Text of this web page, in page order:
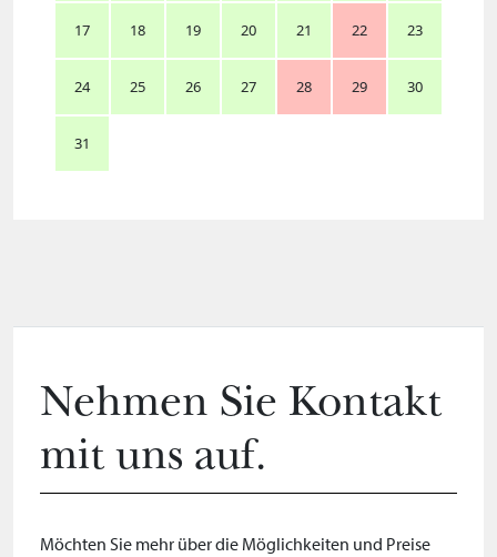
17 18 19 20 21 22 23
24 25 26 27 28 29 30
31
Nehmen Sie Kontakt
mit uns auf.
Möchten Sie mehr über die Möglichkeiten und Preise